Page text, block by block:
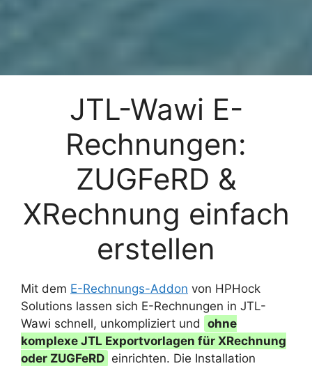
JTL-Wawi E-
Rechnungen:
ZUGFeRD &
XRechnung einfach
erstellen
Mit dem E-Rechnungs-Addon von HPHock
Solutions lassen sich E-Rechnungen in JTL-
Wawi schnell, unkompliziert und ohne
komplexe JTL Exportvorlagen für XRechnung
oder ZUGFeRD einrichten. Die Installation